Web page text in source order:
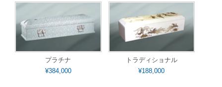
プラチナ
¥384,000
トラディショナル
¥188,000